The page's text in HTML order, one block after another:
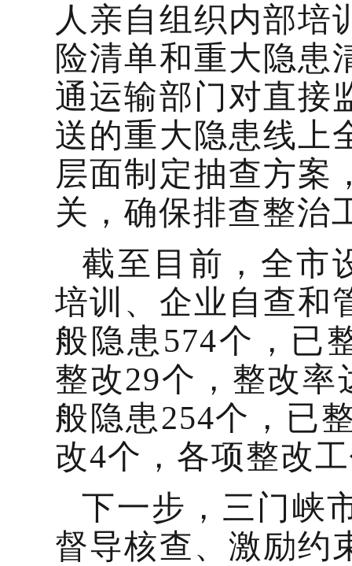
人亲自组织内部培
险清单和重大隐患
通运输部门对直接
送的重大隐患线上
层面制定抽查方案
关，确保排查整治
截至目前，全市
培训、企业自查和
般隐患574个，已
整改29个，整改率
般隐患254个，已
改4个，各项整改
下一步，三门峡
督导核查、激励约